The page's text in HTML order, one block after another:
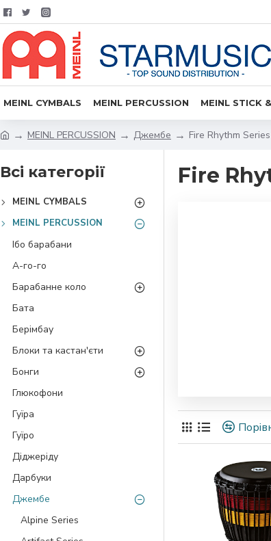
MEINL CYMBALS MEINL PERCUSSION MEINL STICK
MEINL PERCUSSION Джембе Fire Rhythm Series
Всі категорії
MEINL CYMBALS
MEINL PERCUSSION
Ібо барабани
А-го-го
Барабанне коло
Бата
Берімбау
Блоки та кастан'єти
Бонги
Глюкофони
Гуїра
Гуїро
Діджеріду
Дарбуки
Джембе
Alpine Series
Fire